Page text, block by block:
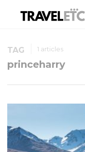
TAG 1 articles
princeharry